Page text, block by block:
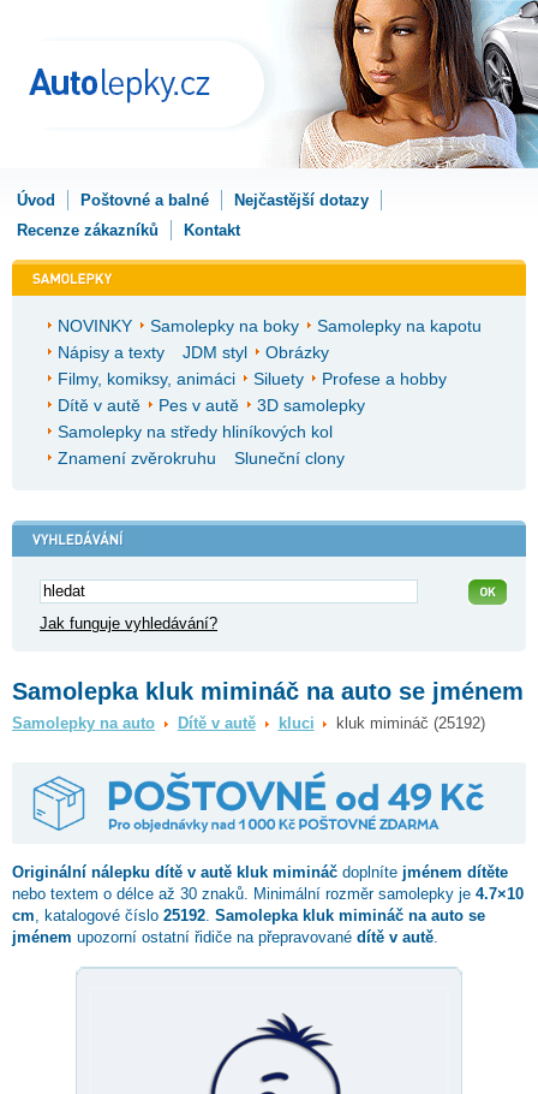
Úvod Poštovné a balné
Nejčastější dotazy
Recenze zákazníků
Kontakt
NOVINKY Samolepky na boky
Samolepky na kapotu
Nápisy a texty
JDM styl
Obrázky
Filmy, komiksy, animáci
Siluety
Profese a hobby
Dítě v autě
Pes v autě
3D samolepky
Samolepky na středy hliníkových kol
Znamení zvěrokruhu
Sluneční clony
Jak funguje vyhledávání?
Samolepka kluk mimináč na auto se jménem
Samolepky na auto Dítě v autě kluci kluk mimináč (25192)
Originální nálepku dítě v autě kluk mimináč doplníte jménem dítěte
nebo textem o délce až 30 znaků. Minimální rozměr samolepky je 4.7×10
cm , katalogové číslo 25192 Samolepka kluk mimináč na auto se
jménem upozorní ostatní řidiče na přepravované dítě v autě